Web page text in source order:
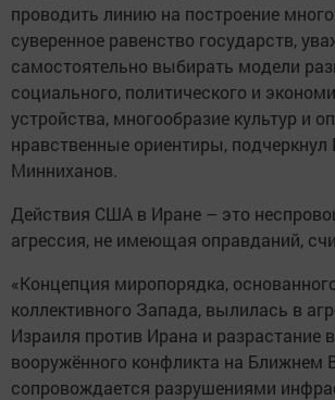
проводить линию на построение
суверенное равенство государств,
самостоятельно выбирать модели
социального, политического и
устройства, многообразие культур и
нравственные ориентиры, подчеркнул
Минниханов.
Действия США в Иране – это
агрессия, не имеющая оправданий,
«Концепция миропорядка,
коллективного Запада, вылилась в
Израиля против Ирана и разрастание
вооружённого конфликта на Ближнем
сопровождается разрушениями